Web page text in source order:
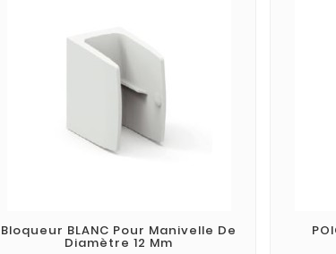
Bloqueur BLANC Pour Manivelle De
Diamètre 12 Mm